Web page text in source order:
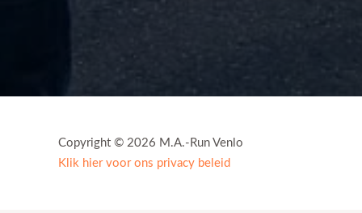
Copyright © 2026 M.A.-Run Venlo
Klik hier voor ons privacy beleid